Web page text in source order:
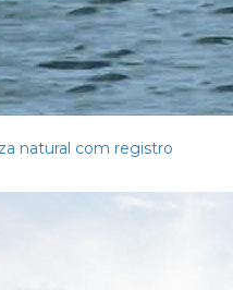
natural com registro